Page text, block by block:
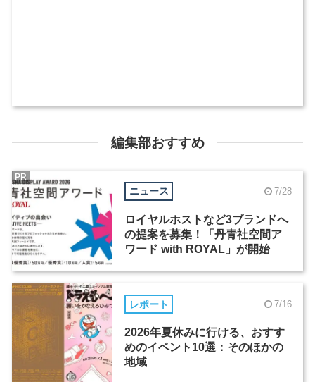
編集部おすすめ
ニュース 7/28
ロイヤルホストなど3ブランドへ
の提案を募集！「丹青社空間ア
ワード with ROYAL」が開始
PR
レポート 7/16
2026年夏休みに行ける、おすす
めのイベント10選：そのほかの
地域